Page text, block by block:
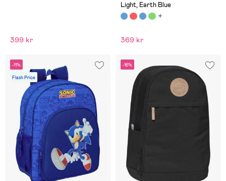
399 kr
Light, Earth Blue
369 kr
-11%
Flash Price
-16%